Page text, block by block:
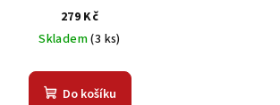
279 Kč
Skladem(3 ks)
Do košíku